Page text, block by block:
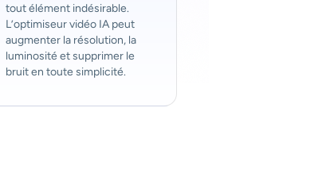
tout élément indésirable.
L’optimiseur vidéo IA peut
augmenter la résolution, la
luminosité et supprimer le
bruit en toute simplicité.